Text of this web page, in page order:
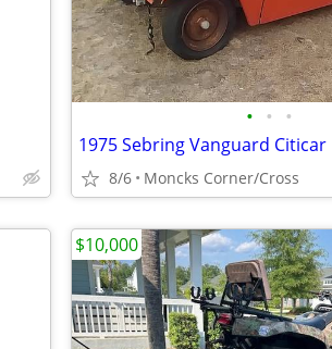
• • •
1975 Sebring Vanguard Citicar
8/6 Moncks Corner/Cross
$10,000